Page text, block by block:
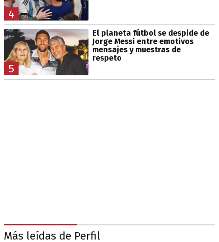
4
5
El planeta fútbol se despide de
Jorge Messi entre emotivos
mensajes y muestras de
respeto
Más leídas de Perfil